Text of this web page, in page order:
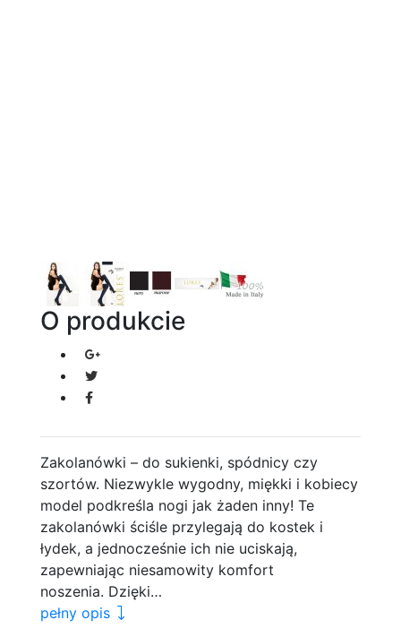
O produkcie
Zakolanówki – do sukienki, spódnicy czy
szortów. Niezwykle wygodny, miękki i kobiecy
model podkreśla nogi jak żaden inny! Te
zakolanówki ściśle przylegają do kostek i
łydek, a jednocześnie ich nie uciskają,
zapewniając niesamowity komfort
noszenia. Dzięki…
pełny opis